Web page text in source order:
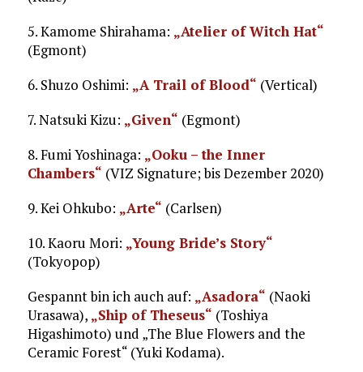
5. Kamome Shirahama: „Atelier of Witch Hat“
(Egmont)
6. Shuzo Oshimi: „A Trail of Blood“ (Vertical)
7. Natsuki Kizu: „Given“ (Egmont)
8. Fumi Yoshinaga: „Ooku – the Inner
Chambers“ (VIZ Signature; bis Dezember 2020)
9. Kei Ohkubo: „Arte“ (Carlsen)
10. Kaoru Mori: „Young Bride’s Story“
(Tokyopop)
Gespannt bin ich auch auf: „Asadora“ (Naoki
Urasawa), „Ship of Theseus“ (Toshiya
Higashimoto) und „The Blue Flowers and the
Ceramic Forest“ (Yuki Kodama).